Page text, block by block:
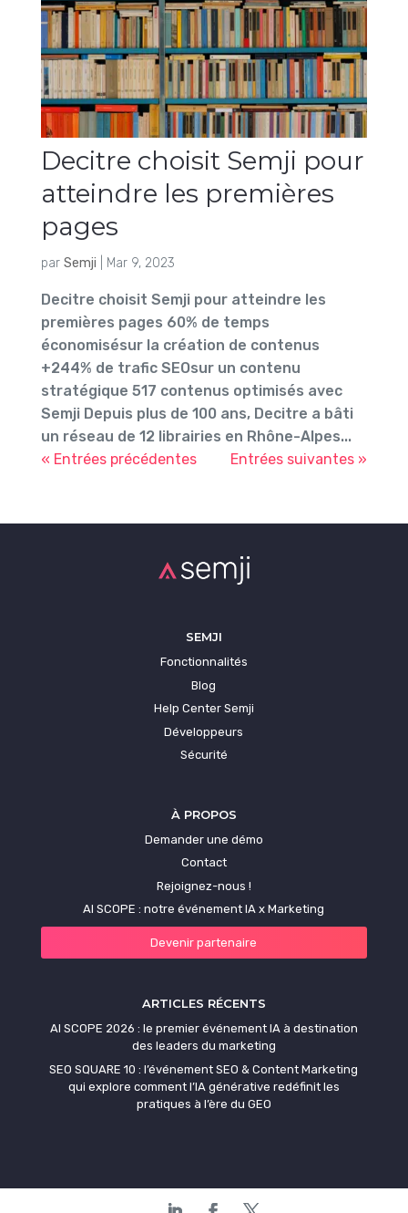
Decitre choisit Semji pour
atteindre les premières
pages
par Semji Mar 9, 2023
Decitre choisit Semji pour atteindre les
premières pages 60% de temps
économisésur la création de contenus
+244% de trafic SEOsur un contenu
stratégique 517 contenus optimisés avec
Semji Depuis plus de 100 ans, Decitre a bâti
un réseau de 12 librairies en Rhône-Alpes...
« Entrées précédentes
Entrées suivantes »
SEMJI
Fonctionnalités
Blog
Help Center Semji
Développeurs
Sécurité
À PROPOS
Demander une démo
Contact
Rejoignez-nous !
AI SCOPE : notre événement IA x Marketing
Devenir partenaire
ARTICLES RÉCENTS
AI SCOPE 2026 : le premier événement IA à destination
des leaders du marketing
SEO SQUARE 10 : l’événement SEO & Content Marketing
qui explore comment l’IA générative redéfinit les
pratiques à l’ère du GEO